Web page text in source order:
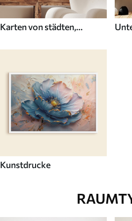
Karten von städten,
Kunstdrucke